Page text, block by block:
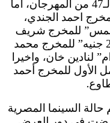
للمخرج أمير رمسيس، لتكون أفلام الدورة الـ47 من المهرجان، أما
للمخرج احمد الجندي،
للمخرج شريف
عرفة، و”موسي” للمخرج بيتر ميمي، و”200 جنيه” للمخرج محمد
لنادين خان، واخيرا
الأول للمخرج أحمد
السينما المصرية